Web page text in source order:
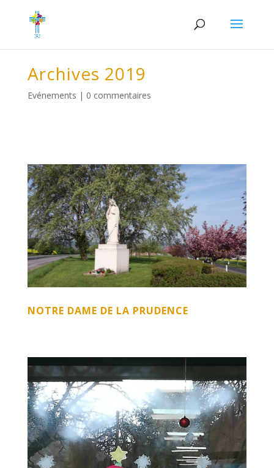
Archives 2019
Evénements | 0 commentaires
NOTRE DAME DE LA PRUDENCE